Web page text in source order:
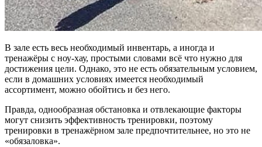
В зале есть весь необходимый инвентарь, а иногда и
тренажёры с ноу-хау, простыми словами всё что нужно для
достижения цели. Однако, это не есть обязательным условием,
если в домашних условиях имеется необходимый
ассортимент, можно обойтись и без него.
Правда, однообразная обстановка и отвлекающие факторы
могут снизить эффективность тренировки, поэтому
тренировки в тренажёрном зале предпочтительнее, но это не
«обязаловка».